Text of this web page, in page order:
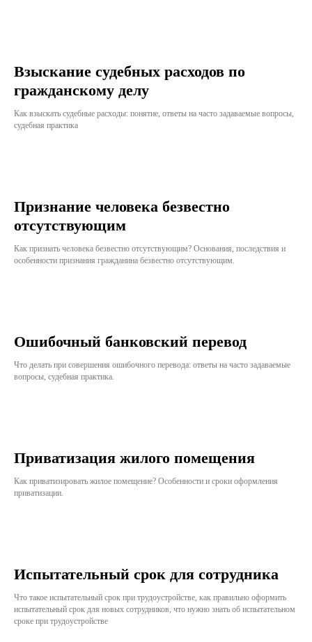
Взыскание судебных расходов по
гражданскому делу
Как взыскать судебные расходы: понятие, ответы на часто задаваемые вопросы,
судебная практика
Признание человека безвестно
отсутствующим
Как признать человека безвестно отсутствующим? Основания, последствия и
особенности признания гражданина безвестно отсутствующим.
Ошибочный банковский перевод
Что делать при совершения ошибочного перевода: ответы на часто задаваемые
вопросы, судебная практика.
Приватизация жилого помещения
Как приватизировать жилое помещение? Особенности и сроки оформления
приватизации.
Испытательный срок для сотрудника
Что такое испытательный срок при трудоустройстве, как правильно оформить
испытательный срок для новых сотрудников, что нужно знать об испытательном
сроке при трудоустройстве